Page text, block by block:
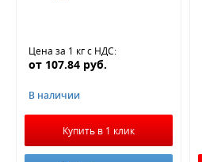
Цена за 1 кгс НДС:
от 107.84 руб.
В наличии
Купить в 1 клик